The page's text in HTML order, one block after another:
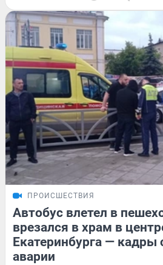
ПРОИСШЕСТВИЯ
Автобус влетел в
врезался в храм в
Екатеринбурга — кадры
аварии